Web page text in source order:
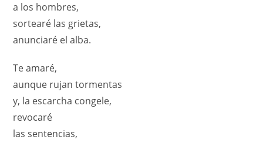
a los hombres,
sortearé las grietas,
anunciaré el alba.
Te amaré,
aunque rujan tormentas
y, la escarcha congele,
revocaré
las sentencias,